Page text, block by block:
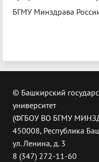
БГМУ Минздрава
© Башкирский
университет
(ФГБОУ ВО БГМУ
450008, Республика
ул. Ленина, д. 3
8 (347) 272-11-60